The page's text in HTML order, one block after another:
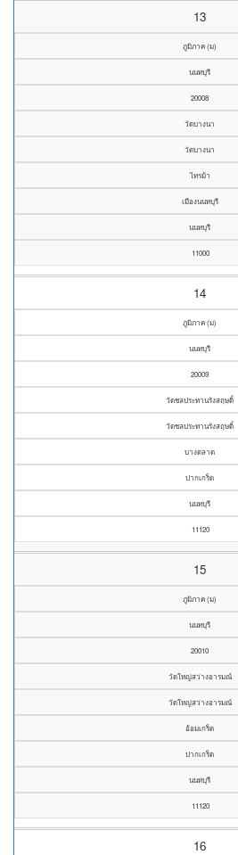
13
ภูมิภาค (ม)
นนทบุรี
20008
วัดบางนา
วัดบางนา
ไทรม้า
เมืองนนทบุรี
นนทบุรี
11000
14
ภูมิภาค (ม)
นนทบุรี
20009
วัดชลประทานรังสฤษดิ์
วัดชลประทานรังสฤษดิ์
บางตลาด
ปากเกร็ด
นนทบุรี
11120
15
ภูมิภาค (ม)
นนทบุรี
20010
วัดใหญ่สว่างอารมณ์
วัดใหญ่สว่างอารมณ์
อ้อมเกร็ด
ปากเกร็ด
นนทบุรี
11120
16